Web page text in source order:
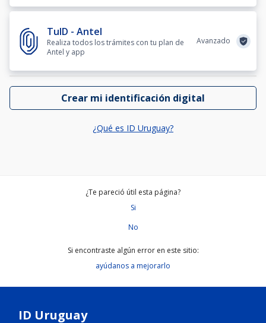
TuID - Antel
Realiza todos los trámites con tu plan de
Antel y app
Avanzado
Crear mi identificación digital
¿Qué es ID Uruguay?
¿Te pareció útil esta página?
Si
No
Si encontraste algún error en este sitio:
ayúdanos a mejorarlo
ID Uruguay